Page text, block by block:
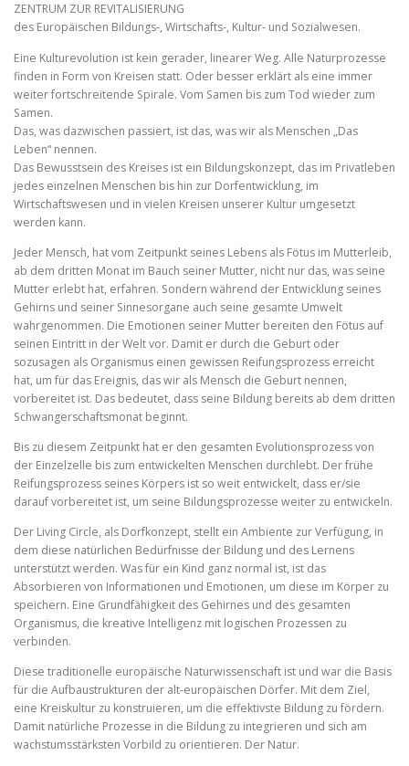
ZENTRUM ZUR REVITALISIERUNG
des Europäischen Bildungs-, Wirtschafts-, Kultur- und Sozialwesen.
Eine Kulturevolution ist kein gerader, linearer Weg. Alle Naturprozesse
finden in Form von Kreisen statt. Oder besser erklärt als eine immer
weiter fortschreitende Spirale. Vom Samen bis zum Tod wieder zum
Samen.
Das, was dazwischen passiert, ist das, was wir als Menschen „Das
Leben“ nennen.
Das Bewusstsein des Kreises ist ein Bildungskonzept, das im Privatleben
jedes einzelnen Menschen bis hin zur Dorfentwicklung, im
Wirtschaftswesen und in vielen Kreisen unserer Kultur umgesetzt
werden kann.
Jeder Mensch, hat vom Zeitpunkt seines Lebens als Fötus im Mutterleib,
ab dem dritten Monat im Bauch seiner Mutter, nicht nur das, was seine
Mutter erlebt hat, erfahren. Sondern während der Entwicklung seines
Gehirns und seiner Sinnesorgane auch seine gesamte Umwelt
wahrgenommen. Die Emotionen seiner Mutter bereiten den Fötus auf
seinen Eintritt in der Welt vor. Damit er durch die Geburt oder
sozusagen als Organismus einen gewissen Reifungsprozess erreicht
hat, um für das Ereignis, das wir als Mensch die Geburt nennen,
vorbereitet ist. Das bedeutet, dass seine Bildung bereits ab dem dritten
Schwangerschaftsmonat beginnt.
Bis zu diesem Zeitpunkt hat er den gesamten Evolutionsprozess von
der Einzelzelle bis zum entwickelten Menschen durchlebt. Der frühe
Reifungsprozess seines Körpers ist so weit entwickelt, dass er/sie
darauf vorbereitet ist, um seine Bildungsprozesse weiter zu entwickeln.
Der Living Circle, als Dorfkonzept, stellt ein Ambiente zur Verfügung, in
dem diese natürlichen Bedürfnisse der Bildung und des Lernens
unterstützt werden. Was für ein Kind ganz normal ist, ist das
Absorbieren von Informationen und Emotionen, um diese im Körper zu
speichern. Eine Grundfähigkeit des Gehirnes und des gesamten
Organismus, die kreative Intelligenz mit logischen Prozessen zu
verbinden.
Diese traditionelle europäische Naturwissenschaft ist und war die Basis
für die Aufbaustrukturen der alt-europäischen Dörfer. Mit dem Ziel,
eine Kreiskultur zu konstruieren, um die effektivste Bildung zu fördern.
Damit natürliche Prozesse in die Bildung zu integrieren und sich am
wachstumsstärksten Vorbild zu orientieren. Der Natur.